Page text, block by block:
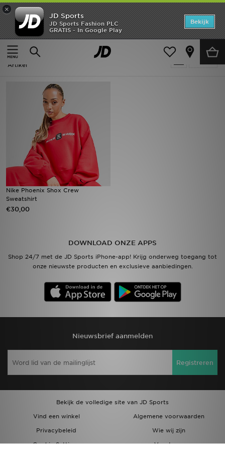
×
JD Sports
JD Sports Fashion PLC
GRATIS - In Google Play
Bekijk
Thuis
Rood Nike Shox
Rood Nike Shox
Artikel
Nike Phoenix Shox Crew
Sweatshirt
€30,00
DOWNLOAD ONZE APPS
Shop 24/7 met de JD Sports iPhone-app! Krijg onderweg toegang tot
onze nieuwste producten en exclusieve aanbiedingen.
Nieuwsbrief aanmelden
Registreren
Bekijk de volledige site van JD Sports
Vind een winkel
Algemene voorwaarden
Privacybeleid
Wie wij zijn
Cookie Settings
Vacatures
Home
Offers
New In
Collecties
Voetbal
Sports
Klantenservice
Download de app
Wie wij zijn